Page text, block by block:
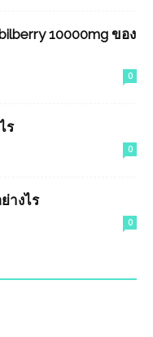
10000mg ของ
0
ร
0
างไร
0